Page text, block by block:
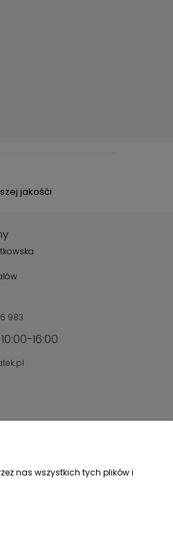
jakośći
983
16:00
nas wszystkich tych plików i